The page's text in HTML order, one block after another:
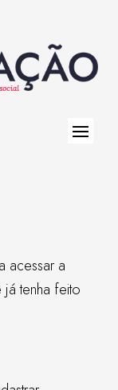
acessar a
tenha feito